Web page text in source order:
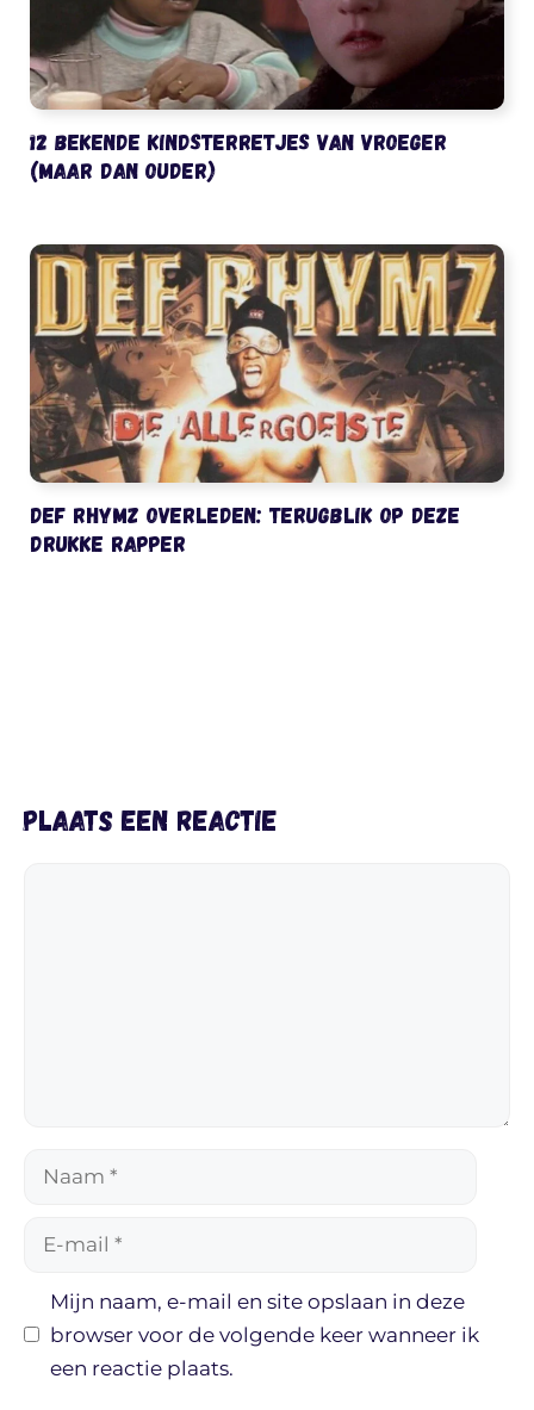
12 bekende kindsterretjes van vroeger
(maar dan ouder)
Def Rhymz overleden: terugblik op deze
drukke rapper
Plaats een reactie
Naam
Mijn naam, e-mail en site opslaan in deze
browser voor de volgende keer wanneer ik
een reactie plaats.